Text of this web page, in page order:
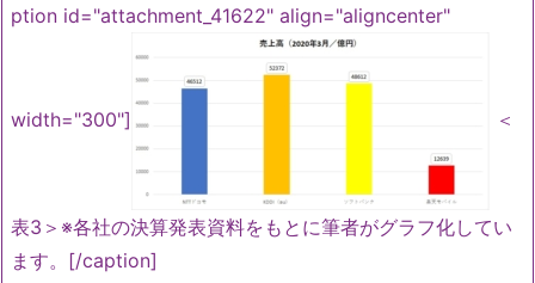
ption id="attachment_41622" align="aligncenter"
width="300"] ＜
表3＞※各社の決算発表資料をもとに筆者がグラフ化してい
ます。[/caption]